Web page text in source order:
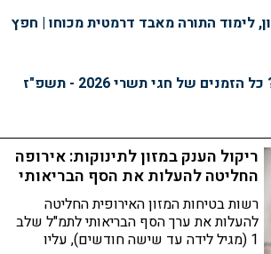
לימוד התורה מאבד דרמטית מכוחו | חפץ
של חגי תשרי 2026 - תשפ"ז
ריקול הענק במזון לתינוקות: אירופה
החליטה להעלות את הסף הבריאותי
רשות בטיחות המזון האירופית החליטה
להעלות את ערך הסף הבריאותי לתמ"ל שלב
1 (מגיל לידה עד שישה חודשים), עליו